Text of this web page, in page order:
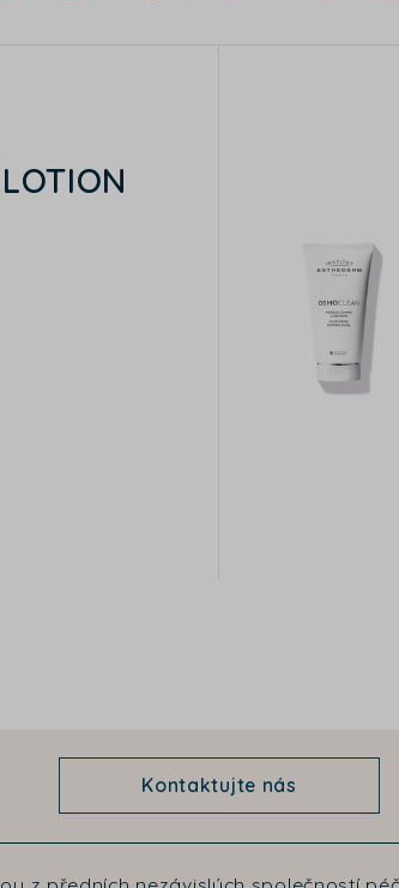
Kontaktujte nás